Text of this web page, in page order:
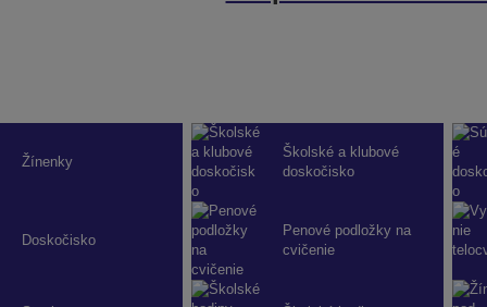
Žínenky
Školské a klubové
doskočisko
Doskočisko
Penové podložky na
cvičenie